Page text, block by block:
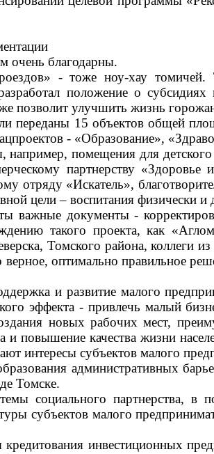
очень благодарны.
- тоже ноу-хау
положение о
позволит улучшить жизнь
переданы 15 объектов общей
- «Образование»,
помещения для
партнерству «Здоровье
отряду «Искатель»,
цели– воспитания физически
документы -
такого проекта, как
Томского района,
оптимально правильное
и развитие малого
эффекта - привлечь малый
новых рабочих мест,
и повышение качества жизни
интересы субъектов малого
административных
Томске.
социального партнерства, в
субъектов малого
инвестиционных